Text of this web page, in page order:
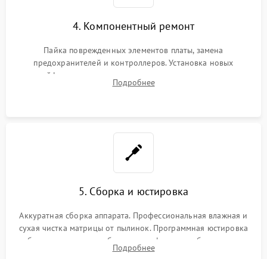
4. Компонентный ремонт
Пайка поврежденных элементов платы, замена
предохранителей и контроллеров. Установка новых
шлейфов, дисплея, механизма затвора или двигателя
автофокуса. Восстановление геометрии тубуса объектива
Подробнее
5. Сборка и юстировка
Аккуратная сборка аппарата. Профессиональная влажная и
сухая чистка матрицы от пылинок. Программная юстировка
рабочего отрезка, калибровка автофокуса, стабилизатора и
экспозамера с помощью сервисного ПО.
Подробнее